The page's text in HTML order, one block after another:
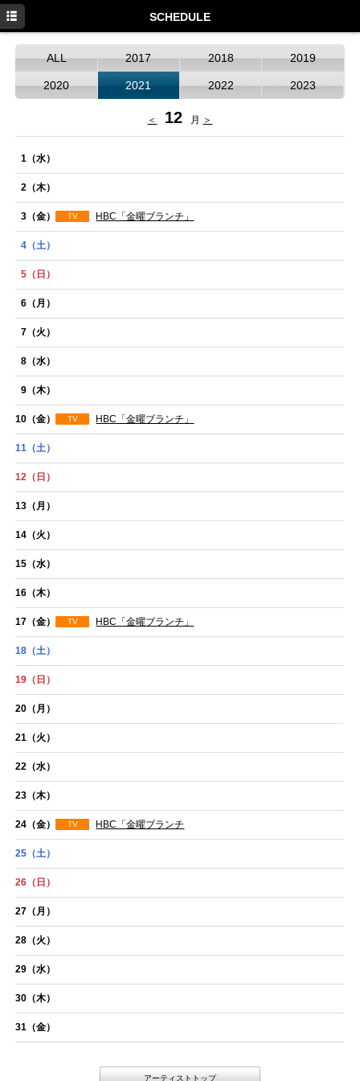
SCHEDULE
ALL 2017 2018 2019
2020 2021 2022 2023
＜ 12 月 ＞
1 （水）
2 （木）
3 （金） TV HBC「金曜ブランチ」
4 （土）
5 （日）
6 （月）
7 （火）
8 （水）
9 （木）
10 （金） TV HBC「金曜ブランチ」
11 （土）
12 （日）
13 （月）
14 （火）
15 （水）
16 （木）
17 （金） TV HBC「金曜ブランチ」
18 （土）
19 （日）
20 （月）
21 （火）
22 （水）
23 （木）
24 （金） TV HBC「金曜ブランチ
25 （土）
26 （日）
27 （月）
28 （火）
29 （水）
30 （木）
31 （金）
アーティストトップ
NEWS
PROFILE
MOVIE
GOODS